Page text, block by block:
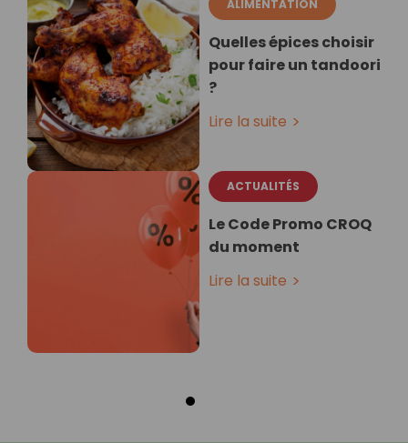
ALIMENTATION
Quelles épices choisir
pour faire un tandoori
?
Lire la suite
ACTUALITÉS
Le Code Promo CROQ
du moment
Lire la suite